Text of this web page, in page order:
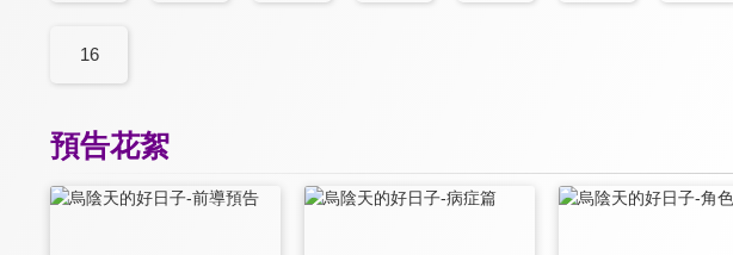
16
預告花絮